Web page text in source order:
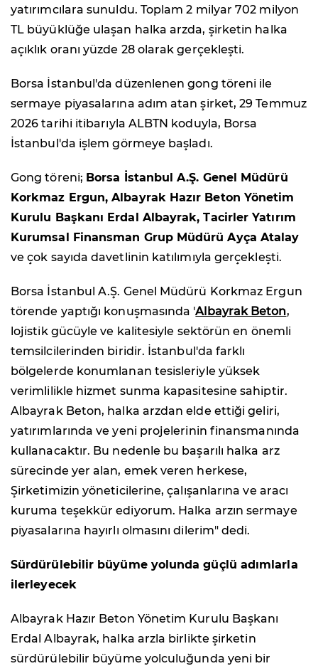
yatırımcılara sunuldu. Toplam 2 milyar 702 milyon
TL büyüklüğe ulaşan halka arzda, şirketin halka
açıklık oranı yüzde 28 olarak gerçekleşti.
Borsa İstanbul'da düzenlenen gong töreni ile
sermaye piyasalarına adım atan şirket, 29 Temmuz
2026 tarihi itibarıyla ALBTN koduyla, Borsa
İstanbul'da işlem görmeye başladı.
Gong töreni; Borsa İstanbul A.Ş. Genel Müdürü
Korkmaz Ergun, Albayrak Hazır Beton Yönetim
Kurulu Başkanı Erdal Albayrak, Tacirler Yatırım
Kurumsal Finansman Grup Müdürü Ayça Atalay
ve çok sayıda davetlinin katılımıyla gerçekleşti.
Borsa İstanbul A.Ş. Genel Müdürü Korkmaz Ergun
törende yaptığı konuşmasında 'Albayrak Beton,
lojistik gücüyle ve kalitesiyle sektörün en önemli
temsilcilerinden biridir. İstanbul'da farklı
bölgelerde konumlanan tesisleriyle yüksek
verimlilikle hizmet sunma kapasitesine sahiptir.
Albayrak Beton, halka arzdan elde ettiği geliri,
yatırımlarında ve yeni projelerinin finansmanında
kullanacaktır. Bu nedenle bu başarılı halka arz
sürecinde yer alan, emek veren herkese,
Şirketimizin yöneticilerine, çalışanlarına ve aracı
kuruma teşekkür ediyorum. Halka arzın sermaye
piyasalarına hayırlı olmasını dilerim" dedi.
Sürdürülebilir büyüme yolunda güçlü adımlarla
ilerleyecek
Albayrak Hazır Beton Yönetim Kurulu Başkanı
Erdal Albayrak, halka arzla birlikte şirketin
sürdürülebilir büyüme yolculuğunda yeni bir